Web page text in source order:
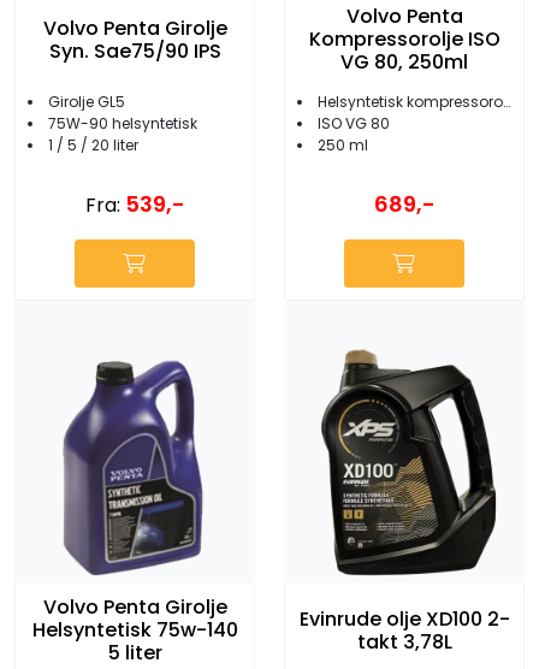
Volvo Penta Girolje
Syn. Sae75/90 IPS
Girolje GL5
75W-90 helsyntetisk
1 / 5 / 20 liter
Fra: 539,-
Volvo Penta
Kompressorolje ISO
VG 80, 250ml
Helsyntetisk kompressorolje
ISO VG 80
250 ml
689,-
Volvo Penta Girolje
Helsyntetisk 75w-140
5 liter
Evinrude olje XD100 2-
takt 3,78L